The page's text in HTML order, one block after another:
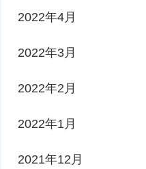
2022年4月
2022年3月
2022年2月
2022年1月
2021年12月